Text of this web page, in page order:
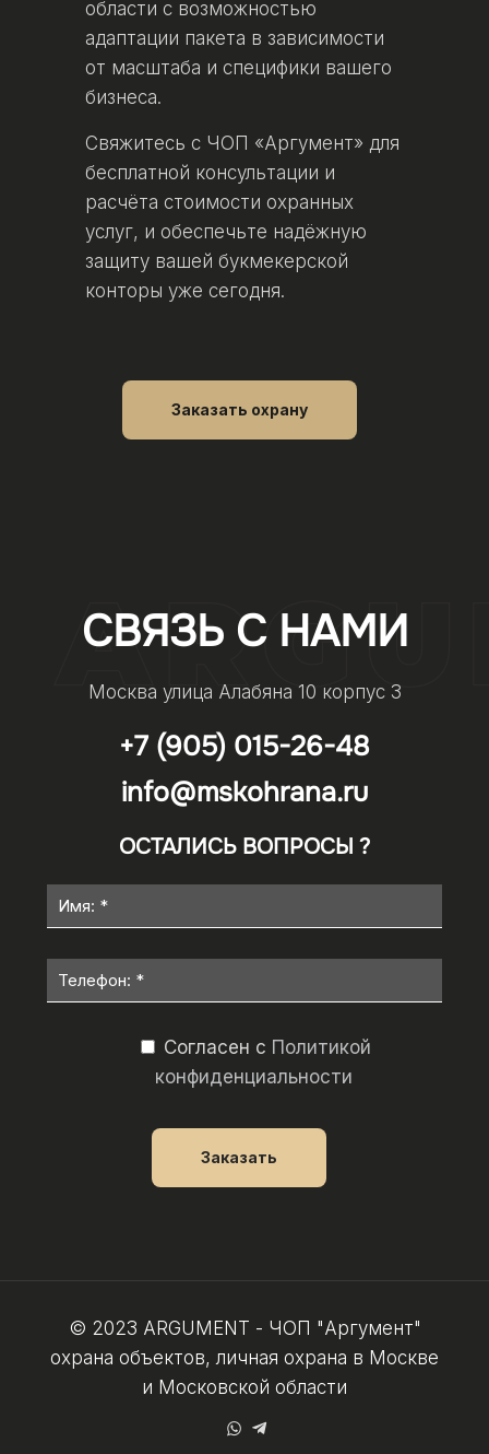
области с возможностью
адаптации пакета в зависимости
от масштаба и специфики вашего
бизнеса.
Свяжитесь с ЧОП «Аргумент» для
бесплатной консультации и
расчёта стоимости охранных
услуг, и обеспечьте надёжную
защиту вашей букмекерской
конторы уже сегодня.
Заказать охрану
СВЯЗЬ С НАМИ
Москва улица Алабяна 10 корпус 3
+7 (905) 015-26-48
info@mskohrana.ru
ОСТАЛИСЬ ВОПРОСЫ ?
Согласен с Политикой
конфиденциальности
© 2023 ARGUMENT - ЧОП "Аргумент"
охрана объектов, личная охрана в Москве
и Московской области